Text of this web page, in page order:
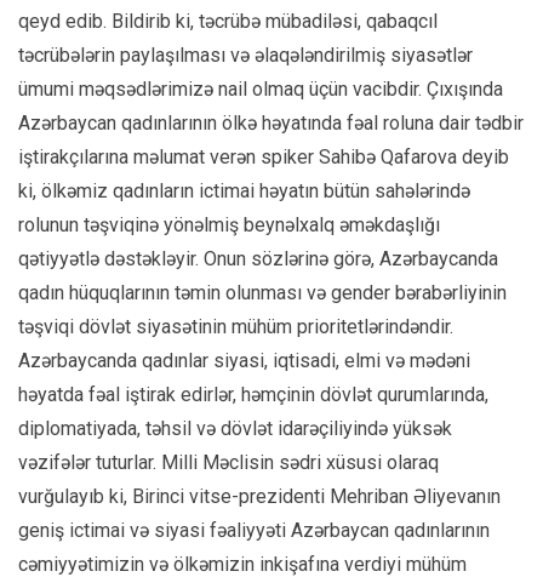
qeyd edib. Bildirib ki, təcrübə mübadiləsi, qabaqcıl
təcrübələrin paylaşılması və əlaqələndirilmiş siyasətlər
ümumi məqsədlərimizə nail olmaq üçün vacibdir. Çıxışında
Azərbaycan qadınlarının ölkə həyatında fəal roluna dair tədbir
iştirakçılarına məlumat verən spiker Sahibə Qafarova deyib
ki, ölkəmiz qadınların ictimai həyatın bütün sahələrində
rolunun təşviqinə yönəlmiş beynəlxalq əməkdaşlığı
qətiyyətlə dəstəkləyir. Onun sözlərinə görə, Azərbaycanda
qadın hüquqlarının təmin olunması və gender bərabərliyinin
təşviqi dövlət siyasətinin mühüm prioritetlərindəndir.
Azərbaycanda qadınlar siyasi, iqtisadi, elmi və mədəni
həyatda fəal iştirak edirlər, həmçinin dövlət qurumlarında,
diplomatiyada, təhsil və dövlət idarəçiliyində yüksək
vəzifələr tuturlar. Milli Məclisin sədri xüsusi olaraq
vurğulayıb ki, Birinci vitse-prezidenti Mehriban Əliyevanın
geniş ictimai və siyasi fəaliyyəti Azərbaycan qadınlarının
cəmiyyətimizin və ölkəmizin inkişafına verdiyi mühüm